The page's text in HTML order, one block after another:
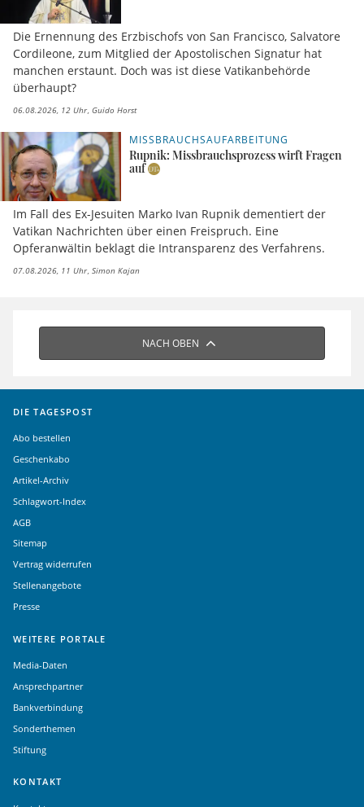
Die Ernennung des Erzbischofs von San Francisco, Salvatore
Cordileone, zum Mitglied der Apostolischen Signatur hat
manchen erstaunt. Doch was ist diese Vatikanbehörde
überhaupt?
06.08.2026, 12 Uhr Guido Horst
MISSBRAUCHSAUFARBEITUNG
Rupnik: Missbrauchsprozess wirft Fragen
auf
Im Fall des Ex-Jesuiten Marko Ivan Rupnik dementiert der
Vatikan Nachrichten über einen Freispruch. Eine
Opferanwältin beklagt die Intransparenz des Verfahrens.
07.08.2026, 11 Uhr Simon Kajan
NACH OBEN
DIE TAGESPOST
Abo bestellen
Geschenkabo
Artikel-Archiv
Schlagwort-Index
AGB
Sitemap
Vertrag widerrufen
Stellenangebote
Presse
WEITERE PORTALE
Media-Daten
Ansprechpartner
Bankverbindung
Sonderthemen
Stiftung
KONTAKT